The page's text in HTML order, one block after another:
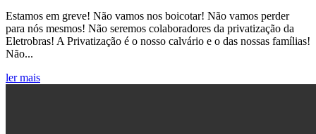
Estamos em greve! Não vamos nos boicotar! Não vamos perder
para nós mesmos! Não seremos colaboradores da privatização da
Eletrobras! A Privatização é o nosso calvário e o das nossas famílias!
Não...
ler mais